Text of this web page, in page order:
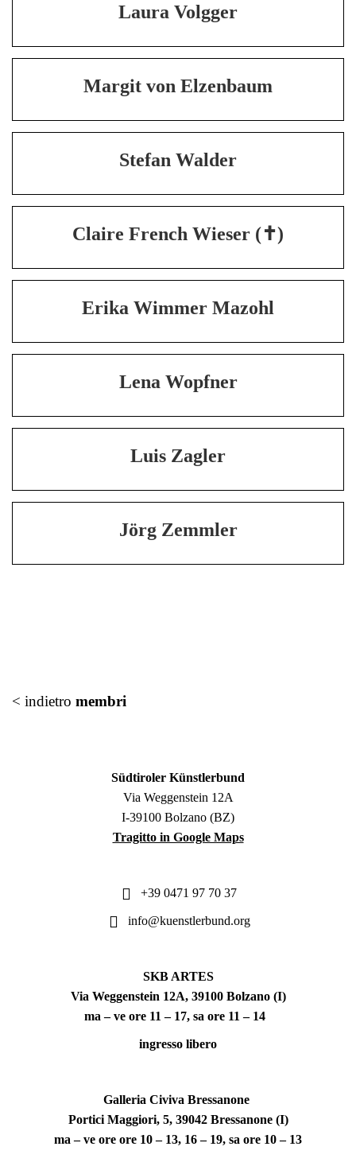
Laura Volgger
Margit von Elzenbaum
Stefan Walder
Claire French Wieser (✝)
Erika Wimmer Mazohl
Lena Wopfner
Luis Zagler
Jörg Zemmler
< indietro membri
Südtiroler Künstlerbund
Via Weggenstein 12A
I-39100 Bolzano (BZ)
Tragitto in Google Maps
+39 0471 97 70 37
info@kuenstlerbund.org
SKB ARTES
Via Weggenstein 12A, 39100 Bolzano (I)
ma – ve ore 11 – 17, sa ore 11 – 14
ingresso libero
Galleria Civiva Bressanone
Portici Maggiori, 5, 39042 Bressanone (I)
ma – ve ore ore 10 – 13, 16 – 19, sa ore 10 – 13